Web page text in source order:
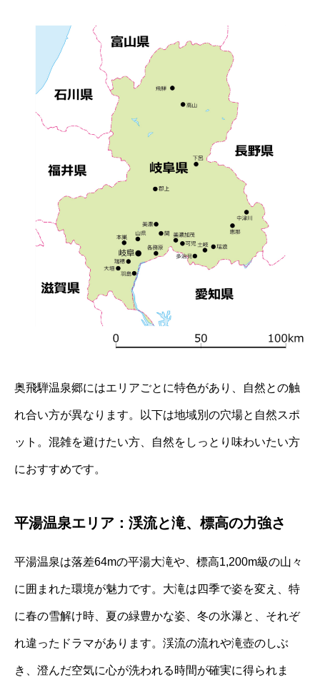
奥飛騨温泉郷にはエリアごとに特色があり、自然との触
れ合い方が異なります。以下は地域別の穴場と自然スポ
ット。混雑を避けたい方、自然をしっとり味わいたい方
におすすめです。
平湯温泉エリア：渓流と滝、標高の力強さ
平湯温泉は落差64mの平湯大滝や、標高1,200m級の山々
に囲まれた環境が魅力です。大滝は四季で姿を変え、特
に春の雪解け時、夏の緑豊かな姿、冬の氷瀑と、それぞ
れ違ったドラマがあります。渓流の流れや滝壺のしぶ
き、澄んだ空気に心が洗われる時間が確実に得られま